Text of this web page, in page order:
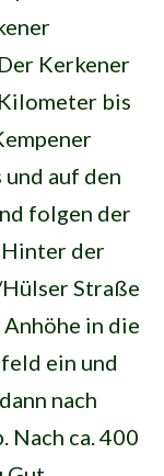
Kerkener
bis
auf den
folgen der
der
Straße
in die
ein und
nach
Nach ca. 400